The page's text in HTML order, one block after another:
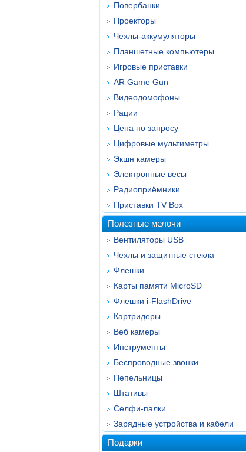
Повербанки
Проекторы
Чехлы-аккумуляторы
Планшетные компьютеры
Игровые приставки
AR Game Gun
Видеодомофоны
Рации
Цена по запросу
Цифровые мультиметры
Экшн камеры
Электронные весы
Радиоприёмники
Приставки TV Box
Полезные мелочи
Вентиляторы USB
Чехлы и защитные стекла
Флешки
Карты памяти MicroSD
Флешки i-FlashDrive
Картридеры
Веб камеры
Инструменты
Беспроводные звонки
Пепельницы
Штативы
Селфи-палки
Зарядные устройства и кабели
Подарки